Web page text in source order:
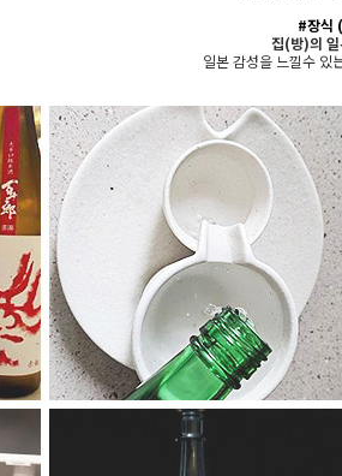
#장식
집(방)의
일본 감성을 느낄수 있